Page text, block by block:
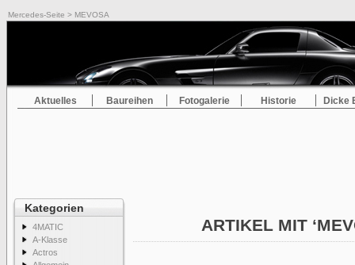
Mercedes-Seite > MEVOSA
Aktuelles Baureihen Fotogalerie Historie Dicke
Kategorien
4MATIC
A-Klasse
Actros
ARTIKEL MIT